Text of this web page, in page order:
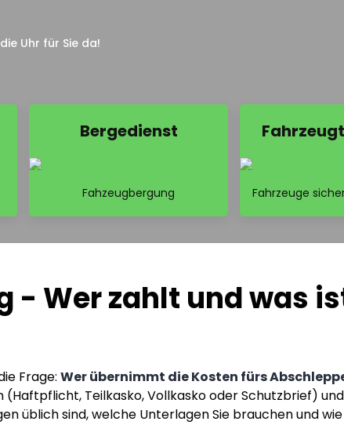
Uhr für Sie da!
Bergedienst
Fahzeugbergung Fahrzeuge
- Wer zahlt und was
Frage:Wer übernimmt die Kosten fürs
(Haftpflicht, Teilkasko, Vollkasko oder Schutzbrief)
üblich sind, welche Unterlagen Sie brauchen und